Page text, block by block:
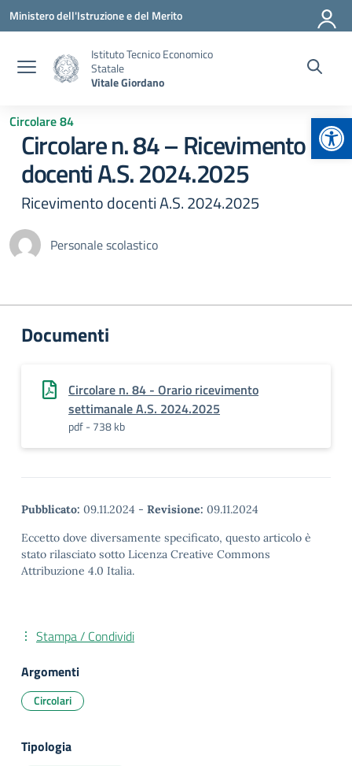
Vai ai contenuti
Vai al menu di navigazione
Vai al footer
Ministero dell'Istruzione e del Merito
Istituto Tecnico Economico
Statale
Vitale Giordano
Circolare 84
Circolare n. 84 – Ricevimento
docenti A.S. 2024.2025
Ricevimento docenti A.S. 2024.2025
Personale scolastico
Documenti
Circolare n. 84 - Orario ricevimento
settimanale A.S. 2024.2025
pdf - 738 kb
Pubblicato: 09.11.2024 - Revisione: 09.11.2024
Eccetto dove diversamente specificato, questo articolo è
stato rilasciato sotto Licenza Creative Commons
Attribuzione 4.0 Italia.
Stampa / Condividi
Argomenti
Circolari
Tipologia